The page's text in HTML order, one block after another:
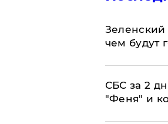
чем будут
СБС за 2
"Феня" и